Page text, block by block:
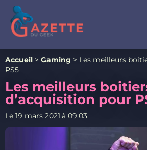
Accueil > Gaming > Les meilleurs
PS5
Les meilleurs
d’acquisition pour
Le 19 mars 2021 à 09:03